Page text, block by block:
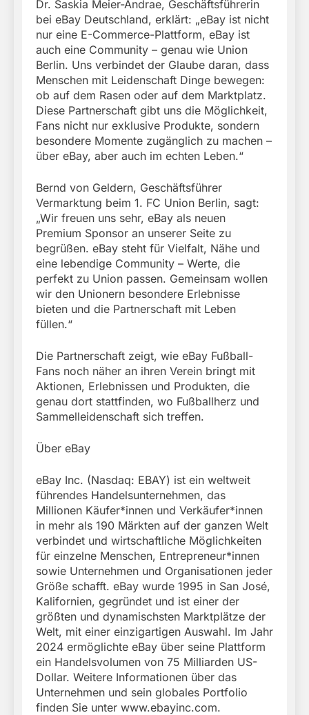
Dr. Saskia Meier-Andrae, Geschäftsführerin
bei eBay Deutschland, erklärt: „eBay ist nicht
nur eine E-Commerce-Plattform, eBay ist
auch eine Community – genau wie Union
Berlin. Uns verbindet der Glaube daran, dass
Menschen mit Leidenschaft Dinge bewegen:
ob auf dem Rasen oder auf dem Marktplatz.
Diese Partnerschaft gibt uns die Möglichkeit,
Fans nicht nur exklusive Produkte, sondern
besondere Momente zugänglich zu machen –
über eBay, aber auch im echten Leben.“
Bernd von Geldern, Geschäftsführer
Vermarktung beim 1. FC Union Berlin, sagt:
„Wir freuen uns sehr, eBay als neuen
Premium Sponsor an unserer Seite zu
begrüßen. eBay steht für Vielfalt, Nähe und
eine lebendige Community – Werte, die
perfekt zu Union passen. Gemeinsam wollen
wir den Unionern besondere Erlebnisse
bieten und die Partnerschaft mit Leben
füllen.“
Die Partnerschaft zeigt, wie eBay Fußball-
Fans noch näher an ihren Verein bringt mit
Aktionen, Erlebnissen und Produkten, die
genau dort stattfinden, wo Fußballherz und
Sammelleidenschaft sich treffen.
Über eBay
eBay Inc. (Nasdaq: EBAY) ist ein weltweit
führendes Handelsunternehmen, das
Millionen Käufer*innen und Verkäufer*innen
in mehr als 190 Märkten auf der ganzen Welt
verbindet und wirtschaftliche Möglichkeiten
für einzelne Menschen, Entrepreneur*innen
sowie Unternehmen und Organisationen jeder
Größe schafft. eBay wurde 1995 in San José,
Kalifornien, gegründet und ist einer der
größten und dynamischsten Marktplätze der
Welt, mit einer einzigartigen Auswahl. Im Jahr
2024 ermöglichte eBay über seine Plattform
ein Handelsvolumen von 75 Milliarden US-
Dollar. Weitere Informationen über das
Unternehmen und sein globales Portfolio
finden Sie unter www.ebayinc.com.